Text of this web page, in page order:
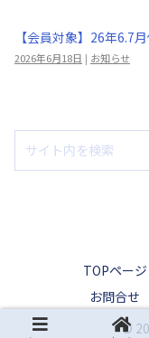
【会員対象】26年6.7
2026年6月18日 | お知らせ
TOPページ
お問合せ
©